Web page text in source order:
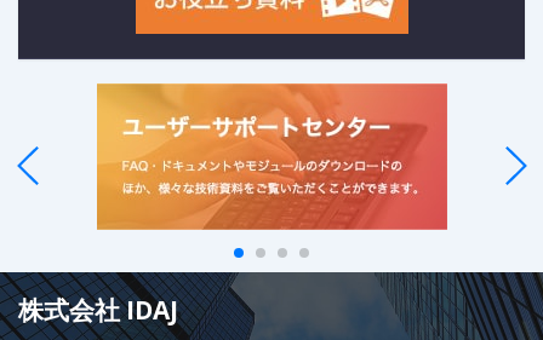
株式会社 IDAJ